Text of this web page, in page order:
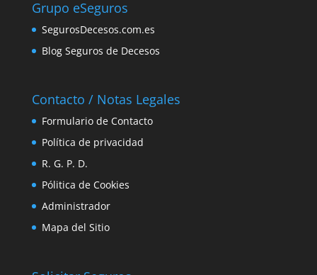
Grupo eSeguros
SegurosDecesos.com.es
Blog Seguros de Decesos
Contacto / Notas Legales
Formulario de Contacto
Política de privacidad
R. G. P. D.
Pólitica de Cookies
Administrador
Mapa del Sitio